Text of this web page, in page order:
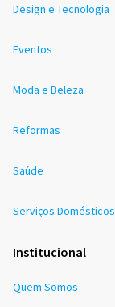
Design e Tecnologia
Eventos
Moda e Beleza
Reformas
Saúde
Serviços Domésticos
Institucional
Quem Somos